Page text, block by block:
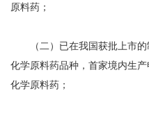
原料药；
（二）已在我国获批上市的
化学原料药品种，首家境内生
化学原料药；